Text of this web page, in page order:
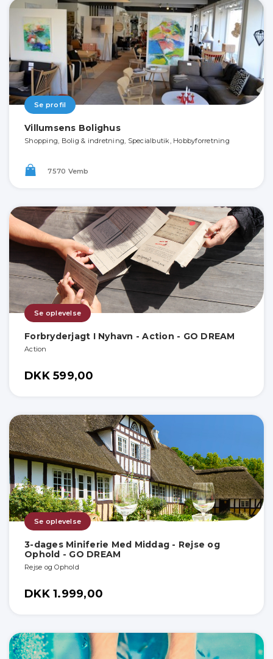
Se profil
Villumsens Bolighus
Shopping, Bolig & indretning, Specialbutik, Hobbyforretning
7570 Vemb
Se oplevelse
Forbryderjagt I Nyhavn - Action - GO DREAM
Action
DKK 599,00
Se oplevelse
3-dages Miniferie Med Middag - Rejse og
Ophold - GO DREAM
Rejse og Ophold
DKK 1.999,00